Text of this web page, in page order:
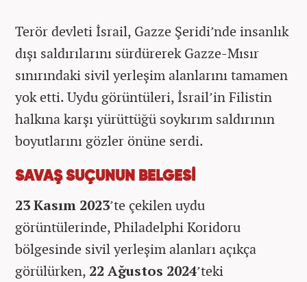
Terör devleti İsrail, Gazze Şeridi’nde insanlık
dışı saldırılarını sürdürerek Gazze-Mısır
sınırındaki sivil yerleşim alanlarını tamamen
yok etti. Uydu görüntüleri, İsrail’in Filistin
halkına karşı yürüttüğü soykırım saldırının
boyutlarını gözler önüne serdi.
SAVAŞ SUÇUNUN BELGESİ
23 Kasım 2023’te çekilen uydu
görüntülerinde, Philadelphi Koridoru
bölgesinde sivil yerleşim alanları açıkça
görülürken, 22 Ağustos 2024’teki